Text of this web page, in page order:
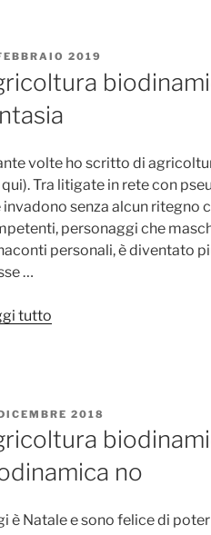
contraddizioni.
Parte
Competenze”
2019
volte ho scritto di
qui). Tra litigate in rete con
invadono senza alcun ritegno
personaggi che
personali, è diventato
…
tutto
fantasia”
2018
no
è Natale e sono felice di